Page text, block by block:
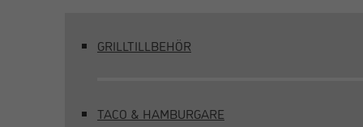
GRILLTILLBEHÖR
TACO & HAMBURGARE